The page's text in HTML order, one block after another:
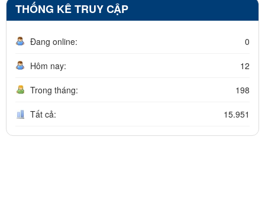
THỐNG KÊ TRUY CẬP
Đang online: 0
Hôm nay: 12
Trong tháng: 198
Tất cả: 15.951